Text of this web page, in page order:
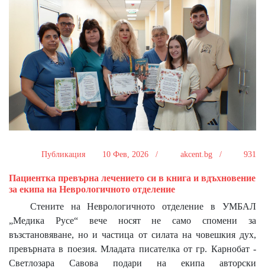
Публикация 10 Фев, 2026 / akcent.bg / 931
Пациентка превърна лечението си в книга и вдъхновение
за екипа на Неврологичното отделение
Стените на Неврологичното отделение в УМБАЛ
„Медика Русе“ вече носят не само спомени за
възстановяване, но и частица от силата на човешкия дух,
превърната в поезия. Младата писателка от гр. Карнобат -
Светлозара Савова подари на екипа авторски